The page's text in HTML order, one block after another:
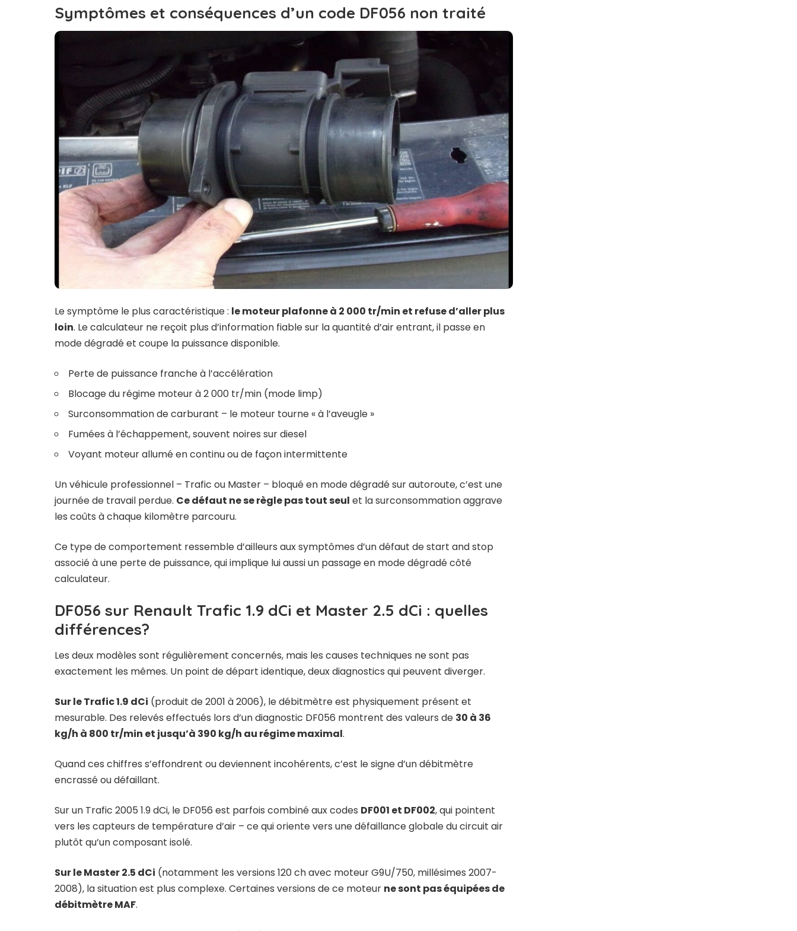
Symptômes et conséquences d’un code DF056 non traité
Le symptôme le plus caractéristique : le moteur plafonne à 2 000 tr/min et refuse d’aller plus
loin. Le calculateur ne reçoit plus d’information fiable sur la quantité d’air entrant, il passe en
mode dégradé et coupe la puissance disponible.
Perte de puissance franche à l’accélération
Blocage du régime moteur à 2 000 tr/min (mode limp)
Surconsommation de carburant – le moteur tourne « à l’aveugle »
Fumées à l’échappement, souvent noires sur diesel
Voyant moteur allumé en continu ou de façon intermittente
Un véhicule professionnel – Trafic ou Master – bloqué en mode dégradé sur autoroute, c’est une
journée de travail perdue. Ce défaut ne se règle pas tout seul et la surconsommation aggrave
les coûts à chaque kilomètre parcouru.
Ce type de comportement ressemble d’ailleurs aux symptômes d’undéfaut de start and stop
associé à une perte de puissance, qui implique lui aussi un passage en mode dégradé côté
calculateur.
DF056 sur Renault Trafic 1.9 dCi et Master 2.5 dCi : quelles
différences?
Les deux modèles sont régulièrement concernés, mais les causes techniques ne sont pas
exactement les mêmes. Un point de départ identique, deux diagnostics qui peuvent diverger.
Sur le Trafic 1.9 dCi (produit de 2001 à 2006), le débitmètre est physiquement présent et
mesurable. Des relevés effectués lors d’un diagnostic DF056 montrent des valeurs de 30 à 36
kg/h à 800 tr/min et jusqu’à 390 kg/h au régime maximal.
Quand ces chiffres s’effondrent ou deviennent incohérents, c’est le signe d’un débitmètre
encrassé ou défaillant.
Sur un Trafic 2005 1.9 dCi, le DF056 est parfois combiné aux codes DF001 et DF002, qui pointent
vers les capteurs de température d’air – ce qui oriente vers une défaillance globale du circuit air
plutôt qu’un composant isolé.
Sur le Master 2.5 dCi (notamment les versions 120 ch avec moteur G9U/750, millésimes 2007-
2008), la situation est plus complexe. Certaines versions de ce moteur ne sont pas équipées de
débitmètre MAF.